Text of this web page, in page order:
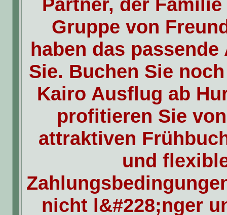
Gruppe von
haben das
Sie. Buchen Sie
Kairo Ausflug ab
profitieren Sie
attraktiven
und
nicht l&#228;nger